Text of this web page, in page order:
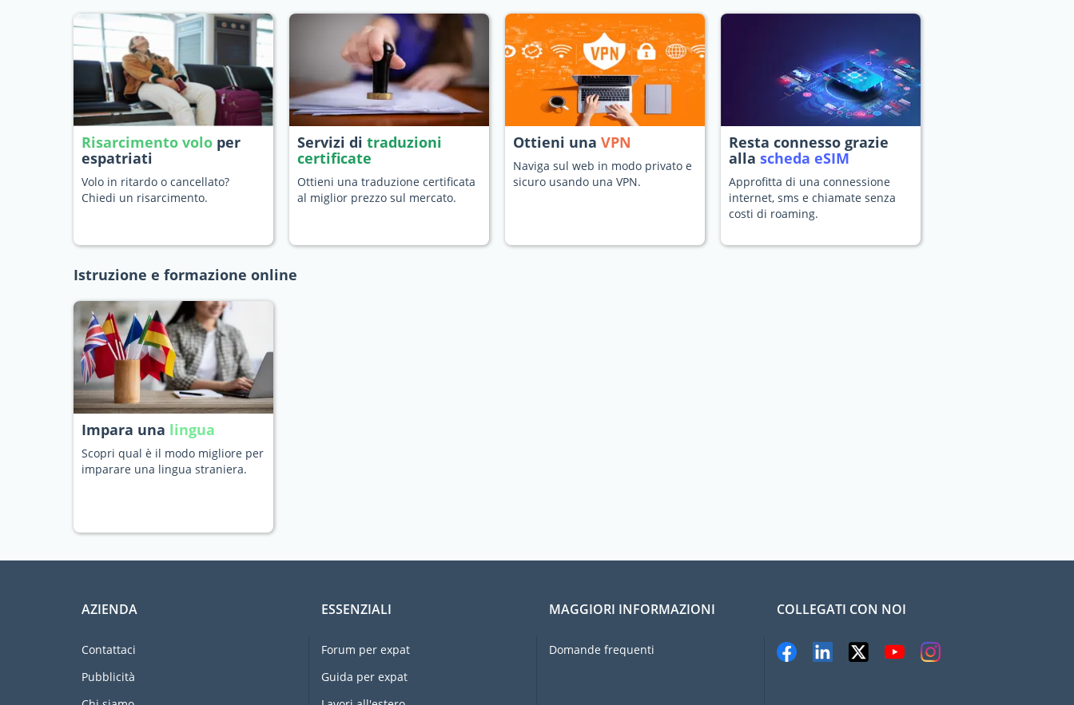
Risarcimento volo per
espatriati
Volo in ritardo o cancellato?
Chiedi un risarcimento.
Servizi di traduzioni
certificate
Ottieni una traduzione certificata
al miglior prezzo sul mercato.
Ottieni una VPN
Naviga sul web in modo privato e
sicuro usando una VPN.
Resta connesso grazie
alla scheda eSIM
Approfitta di una connessione
internet, sms e chiamate senza
costi di roaming.
Istruzione e formazione online
Impara una lingua
Scopri qual è il modo migliore per
imparare una lingua straniera.
AZIENDA
Contattaci
Pubblicità
ESSENZIALI
Forum per expat
Guida per expat
MAGGIORI INFORMAZIONI
Domande frequenti
COLLEGATI CON NOI